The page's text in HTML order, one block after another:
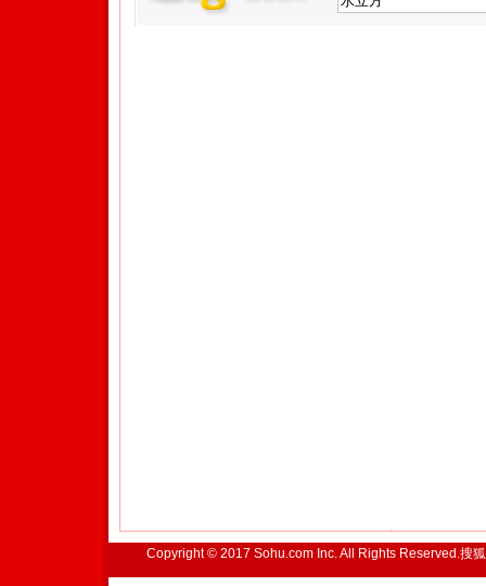
Copyright © 2017 Sohu.com Inc. All Rights Reserved.搜